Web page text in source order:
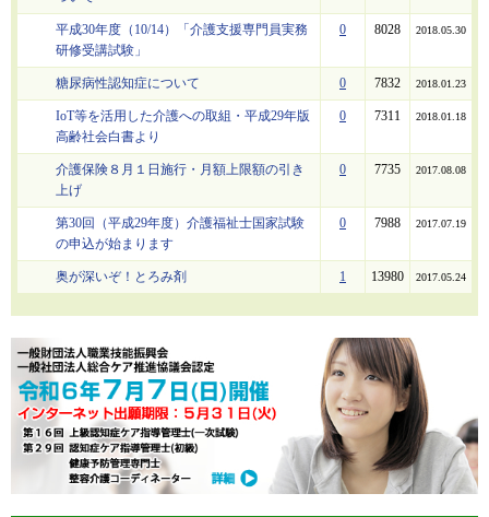
平成30年度（10/14）「介護支援専門員実務
研修受講試験」
0 8028 2018.05.30
糖尿病性認知症について 0 7832 2018.01.23
IoT等を活用した介護への取組・平成29年版
高齢社会白書より
0 7311 2018.01.18
介護保険８月１日施行・月額上限額の引き
上げ
0 7735 2017.08.08
第30回（平成29年度）介護福祉士国家試験
の申込が始まります
0 7988 2017.07.19
奥が深いぞ！とろみ剤 1 13980 2017.05.24